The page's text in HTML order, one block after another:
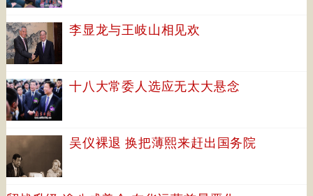
李显龙与王岐山相见欢
十八大常委人选应无太大悬念
吴仪裸退 换把薄熙来赶出国务院